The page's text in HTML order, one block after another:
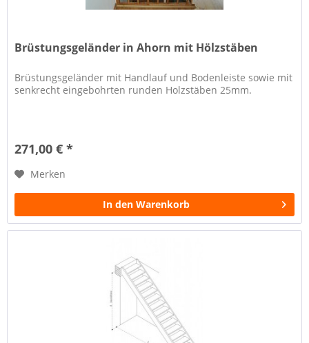
Brüstungsgeländer in Ahorn mit Hölzstäben
Brüstungsgeländer mit Handlauf und Bodenleiste sowie mit
senkrecht eingebohrten runden Holzstäben 25mm.
271,00 € *
Merken
In den Warenkorb